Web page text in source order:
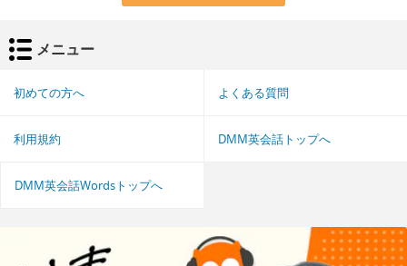
メニュー
初めての方へ よくある質問
利用規約 DMM英会話トップへ
DMM英会話Wordsトップへ